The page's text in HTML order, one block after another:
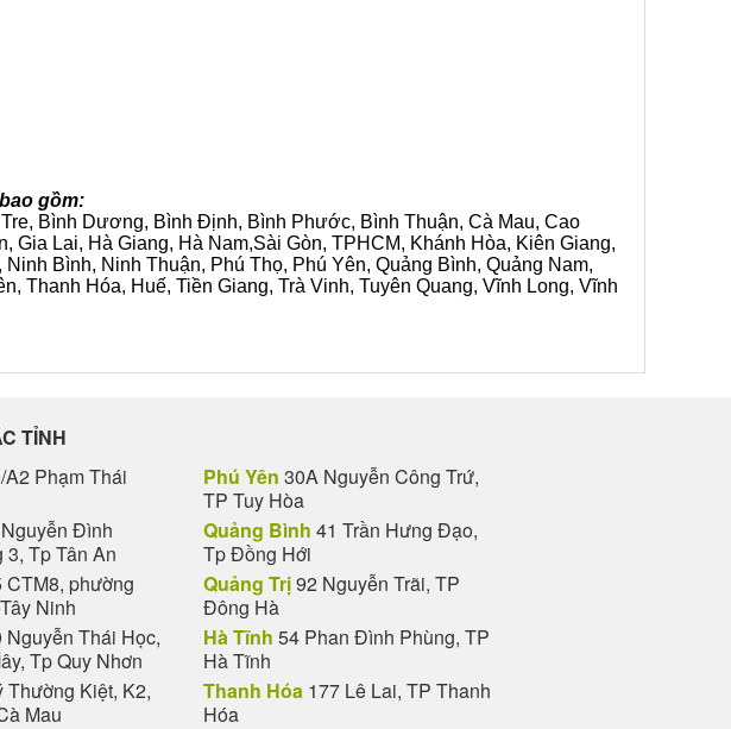
gồm:
Bình Dương, Bình Định, Bình Phước, Bình Thuận, Cà Mau, Cao
Lai, Hà Giang, Hà Nam,Sài Gòn, TPHCM, Khánh Hòa, Kiên Giang,
Bình, Ninh Thuận, Phú Thọ, Phú Yên, Quảng Bình, Quảng Nam,
Thanh Hóa, Huế, Tiền Giang, Trà Vinh, Tuyên Quang, Vĩnh Long, Vĩnh
TỈNH
A2 Phạm Thái
Đình
Tp Tân An
CTM8, phường
Ninh
Nguyễn Thái Học,
Tp Quy Nhơn
Thường Kiệt, K2,
Mau
Phú Yên 30A Nguyễn Công Trứ,
TP Tuy Hòa
Quảng Bình 41 Trần Hưng Đạo,
Tp Đồng Hới
Quảng Trị92 Nguyễn Trãi, TP
Đông Hà
Hà Tĩnh 54 Phan Đình Phùng, TP
Hà Tĩnh
Thanh Hóa 177 Lê Lai, TP Thanh
Hóa